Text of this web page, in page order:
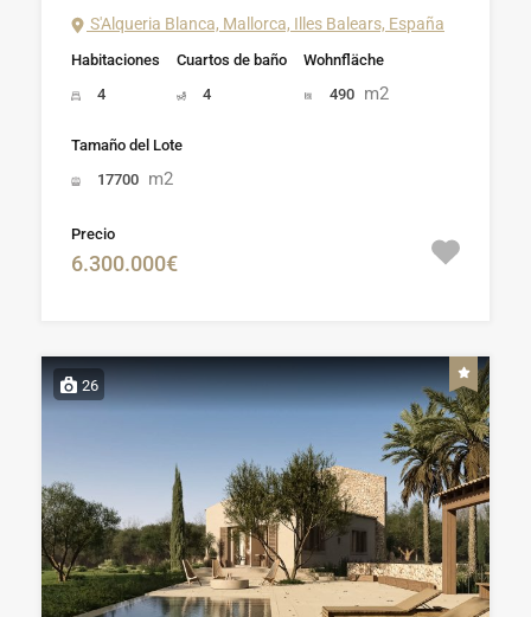
S'Alqueria Blanca, Mallorca, Illes Balears, España
Habitaciones
4
Cuartos de baño
4
Wohnfläche
490 m2
Tamaño del Lote
17700 m2
Precio
6.300.000€
26